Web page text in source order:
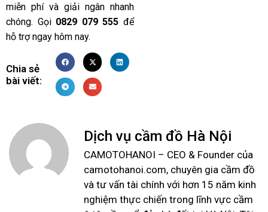
miễn phí và giải ngân nhanh
chóng. Gọi 0829 079 555 để
hỗ trợ ngay hôm nay.
Chia sẻ
bài viết:
Dịch vụ cầm đồ Hà Nội
CAMOTOHANOI – CEO & Founder của
camotohanoi.com, chuyên gia cầm đồ
và tư vấn tài chính với hơn 15 năm kinh
nghiệm thực chiến trong lĩnh vực cầm